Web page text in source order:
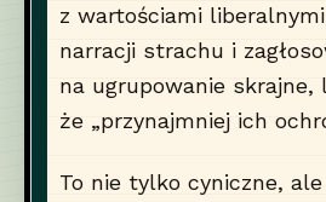
z wartościami
narracji strachu i
na ugrupowanie skrajne,
że „przynajmniej ich
To nie tylko cyniczne,